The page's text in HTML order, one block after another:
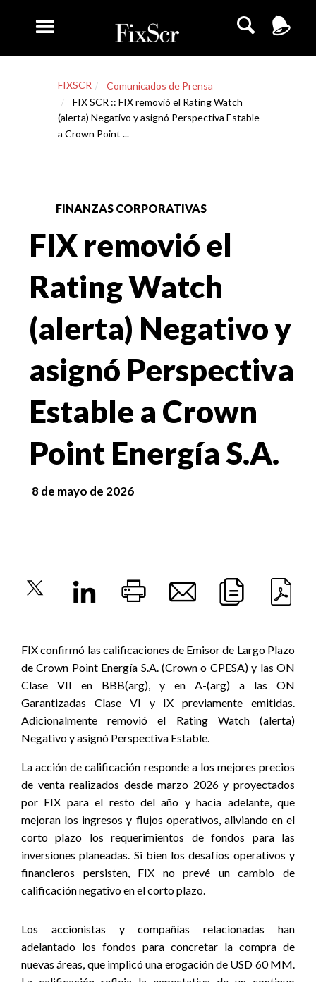
FIXSCR
Comunicados de Prensa
FIX SCR :: FIX removió el Rating Watch
(alerta) Negativo y asignó Perspectiva Estable
a Crown Point ...
FINANZAS CORPORATIVAS
FIX removió el
Rating Watch
(alerta) Negativo y
asignó Perspectiva
Estable a Crown
Point Energía S.A.
8 de mayo de 2026
FIX confirmó las calificaciones de Emisor de Largo Plazo
de Crown Point Energía S.A. (Crown o CPESA) y las ON
Clase VII en BBB(arg), y en A-(arg) a las ON
Garantizadas Clase VI y IX previamente emitidas.
Adicionalmente removió el Rating Watch (alerta)
Negativo y asignó Perspectiva Estable.
La acción de calificación responde a los mejores precios
de venta realizados desde marzo 2026 y proyectados
por FIX para el resto del año y hacia adelante, que
mejoran los ingresos y flujos operativos, aliviando en el
corto plazo los requerimientos de fondos para las
inversiones planeadas. Si bien los desafíos operativos y
financieros persisten, FIX no prevé un cambio de
calificación negativo en el corto plazo.
Los accionistas y compañías relacionadas han
adelantado los fondos para concretar la compra de
nuevas áreas, que implicó una erogación de USD 60 MM.